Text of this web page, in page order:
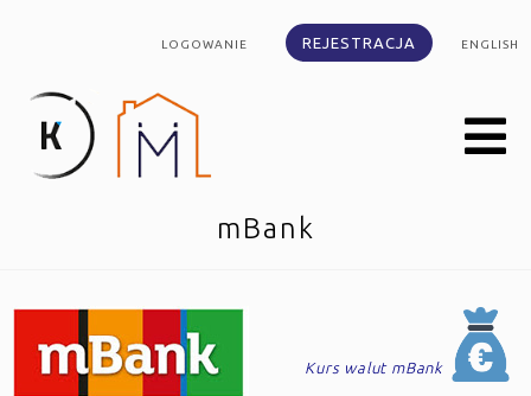
LOGOWANIE REJESTRACJA ENGLISH
mBank
Kurs walut mBank